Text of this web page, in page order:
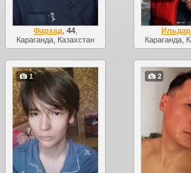
Фархад ,44
Караганда, Казахстан
Ильдар
Караганда,
1 2